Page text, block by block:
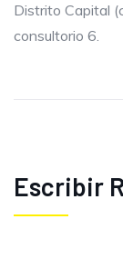
Distrito Capital
consultorio 6.
Escribir